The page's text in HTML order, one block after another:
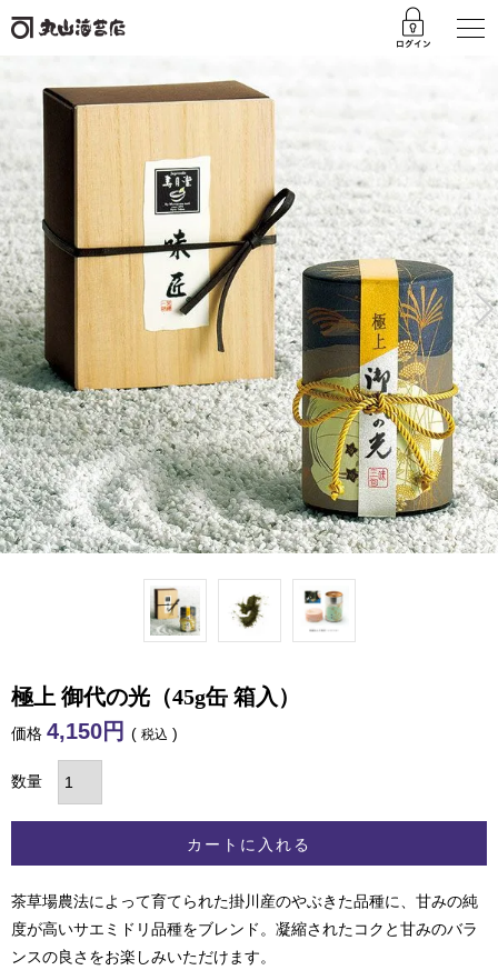
極上 御代の光（45g缶 箱入）
価格 4,150 税込
カートに入れる
茶草場農法によって育てられた掛川産のやぶきた品種に、甘みの純
度が高いサエミドリ品種をブレンド。凝縮されたコクと甘みのバラ
ンスの良さをお楽しみいただけます。